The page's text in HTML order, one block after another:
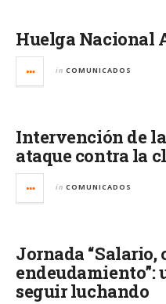
Huelga Nacional
in COMUNICADOS
Intervención de
ataque contra la
in COMUNICADOS
Jornada “Salario,
endeudamiento”:
seguir luchando